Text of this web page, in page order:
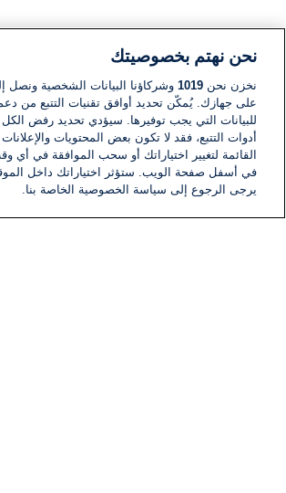
نحن نهتم بخصوصيتك
نخزن نحن 1019 وشركاؤنا البيانات الشخصية ونصل
على جهازك. يُمكّن تحديد أوافق تقنيات التتبع من
للبيانات التي يجب توفيرها. سيؤدي تحديد رفض
أدوات التتبع، فقد لا تكون بعض المحتويات
القائمة لتغيير اختياراتك أو سحب الموافقة في أي
في أسفل صفحة الويب. ستؤثر اختياراتك داخل
يرجى الرجوع إلى سياسة الخصوصية الخاصة بنا.